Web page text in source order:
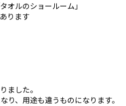
オルのショールーム」
ります
ました。
り、用途も違うものになります。